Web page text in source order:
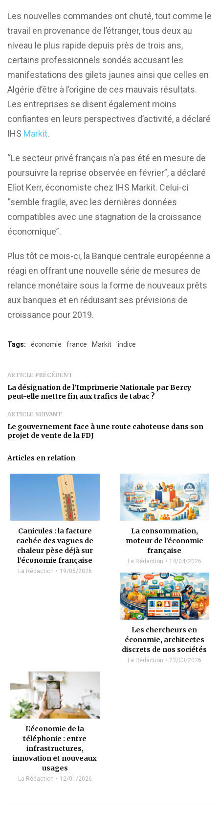
Les nouvelles commandes ont chuté, tout comme le
travail en provenance de l’étranger, tous deux au
niveau le plus rapide depuis près de trois ans,
certains professionnels sondés accusant les
manifestations des gilets jaunes ainsi que celles en
Algérie d’être à l’origine de ces mauvais résultats.
Les entreprises se disent également moins
confiantes en leurs perspectives d’activité, a déclaré
IHS Markit.
“Le secteur privé français n’a pas été en mesure de
poursuivre la reprise observée en février”, a déclaré
Eliot Kerr, économiste chez IHS Markit. Celui-ci
“semble fragile, avec les dernières données
compatibles avec une stagnation de la croissance
économique”.
Plus tôt ce mois-ci, la Banque centrale européenne a
réagi en offrant une nouvelle série de mesures de
relance monétaire sous la forme de nouveaux prêts
aux banques et en réduisant ses prévisions de
croissance pour 2019.
Tags: économie france Markit ’indice
ARTICLE PRÉCÉDENT
La désignation de l’Imprimerie Nationale par Bercy
peut-elle mettre fin aux trafics de tabac ?
ARTICLE SUIVANT
Le gouvernement face à une route cahoteuse dans son
projet de vente de la FDJ
Articles en relation
Canicules : la facture
cachée des vagues de
chaleur pèse déjà sur
l’économie française
La Rédaction 19/06/2026
La consommation,
moteur de l’économie
française
La Rédaction 14/04/2026
Les chercheurs en
économie, architectes
discrets de nos sociétés
La Rédaction 23/03/2026
L’économie de la
téléphonie : entre
infrastructures,
innovation et nouveaux
usages
La Rédaction 12/01/2026